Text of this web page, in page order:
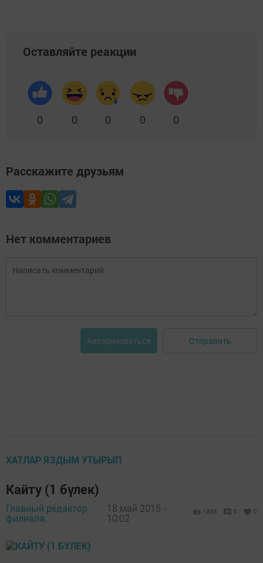
Оставляйте реакции
0 0 0 0 0
Расскажите друзьям
Нет комментариев
Авторизоваться Отправить
ХАТЛАР ЯЗДЫМ УТЫРЫП
Кайту (1 бүлек)
Главный редактор
филиала,
18 май 2015 -
10:02
1838 0 0